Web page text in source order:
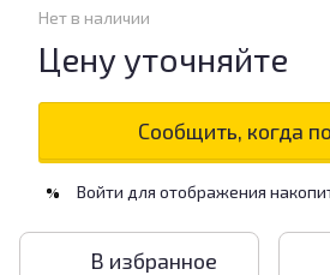
Нет в наличии
Цену уточняйте
Сообщить, когда
% Войти для отображения
В избранное